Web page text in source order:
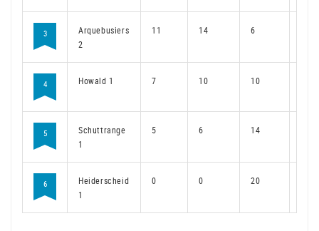
3
Arquebusiers
2
11 14 6
4 Howald 1 7 10 10
5
Schuttrange
1
5 6 14
6
Heiderscheid
1
0 0 20